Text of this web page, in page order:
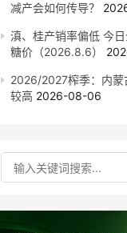
减产会如何传导？
滇、桂产销率偏低 今
糖价（2026.8.6）
2026/2027榨季：内蒙
较高 2026-08-06